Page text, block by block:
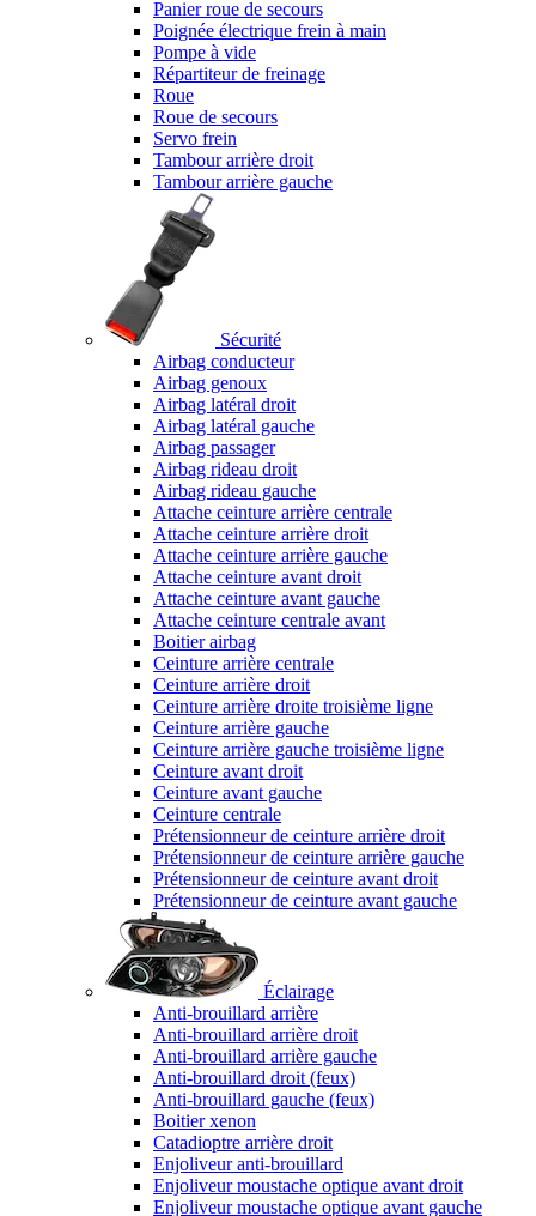
Panier roue de secours
Poignée électrique frein à main
Pompe à vide
Répartiteur de freinage
Roue
Roue de secours
Servo frein
Tambour arrière droit
Tambour arrière gauche
Sécurité
Airbag conducteur
Airbag genoux
Airbag latéral droit
Airbag latéral gauche
Airbag passager
Airbag rideau droit
Airbag rideau gauche
Attache ceinture arrière centrale
Attache ceinture arrière droit
Attache ceinture arrière gauche
Attache ceinture avant droit
Attache ceinture avant gauche
Attache ceinture centrale avant
Boitier airbag
Ceinture arrière centrale
Ceinture arrière droit
Ceinture arrière droite troisième ligne
Ceinture arrière gauche
Ceinture arrière gauche troisième ligne
Ceinture avant droit
Ceinture avant gauche
Ceinture centrale
Prétensionneur de ceinture arrière droit
Prétensionneur de ceinture arrière gauche
Prétensionneur de ceinture avant droit
Prétensionneur de ceinture avant gauche
Éclairage
Anti-brouillard arrière
Anti-brouillard arrière droit
Anti-brouillard arrière gauche
Anti-brouillard droit (feux)
Anti-brouillard gauche (feux)
Boitier xenon
Catadioptre arrière droit
Enjoliveur anti-brouillard
Enjoliveur moustache optique avant droit
Enjoliveur moustache optique avant gauche